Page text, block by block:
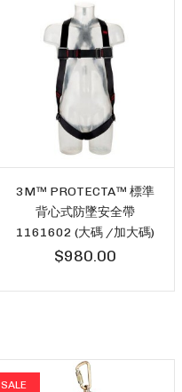
3M™ PROTECTA™ 標準
背心式防墜安全帶
1161602 (大碼 /加大碼)
$980.00
SALE